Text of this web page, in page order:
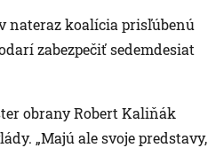
nateraz koalícia prisľúbenú
zabezpečiť sedemdesiat
obrany Robert Kaliňák
„Majú ale svoje predstavy,